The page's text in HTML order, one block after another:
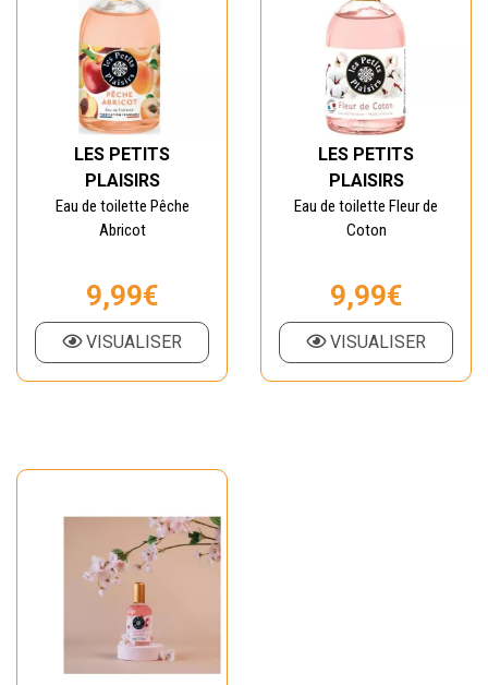
LES PETITS
PLAISIRS
Eau de toilette Pêche
Abricot
9,99€
VISUALISER
LES PETITS
PLAISIRS
Eau de toilette Fleur de
Coton
9,99€
VISUALISER